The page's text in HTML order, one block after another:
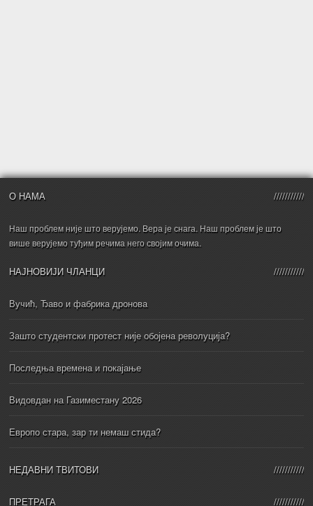
О НАМА
Наш проблем није што верујемо. Вера је снага. Наш проблем је што
више верујемо туђим речима него својим очима.
НАЈНОВИЈИ ЧЛАНЦИ
Вучић, Ђаво и фабрика дронова
Зашто студентски протест није обојена револуција?
Последња времена и покајање
Видовдан на Газиместану 2026
Европо стара, зар ти немаш стида?
НЕДАВНИ ТВИТОВИ
ПРЕТРАГА